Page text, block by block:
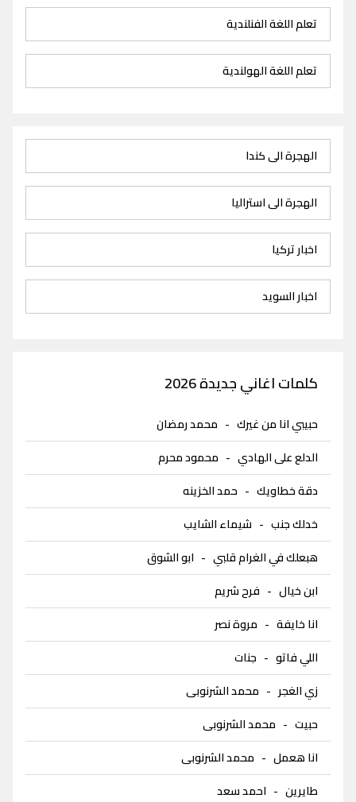
تعلم اللغة الفنلندية
تعلم اللغة الهولندية
الهجرة الى كندا
الهجرة الى استراليا
اخبار تركيا
اخبار السويد
كلمات اغاني جديدة 2026
حبيبي انا من غيرك - محمد رمضان
الدلع على الهادي - محمود محرم
دقة خطاويك - حمد الخزينه
خدلك جنب - شيماء الشايب
هبعلك في الغرام قلبي - ابو الشوق
ابن خيال - فرح شريم
انا خايفة - مروة نصر
اللي فاتو - جنات
زي الغجر - محمد الشرنوبى
حبيت - محمد الشرنوبى
انا هعمل - محمد الشرنوبى
طايرين - احمد سعد